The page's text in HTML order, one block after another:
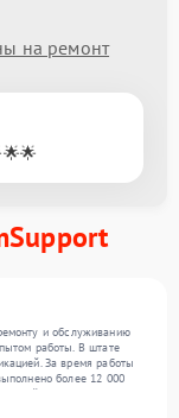
на ремонт
и обслуживанию
работы. В штате
За время работы
более 12 000
включая , , . Мы
стандарт качества